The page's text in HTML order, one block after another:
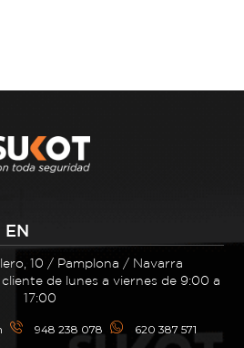
EN
10 / Pamplona / Navarra
de lunes a viernes de 9:00 a
17:00
948 238 078 620 387 571